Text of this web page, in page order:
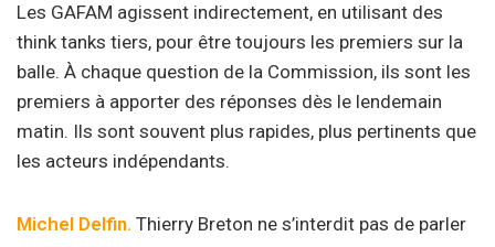
Les GAFAM agissent indirectement, en utilisant des
think tanks tiers, pour être toujours les premiers sur la
balle. À chaque question de la Commission, ils sont les
premiers à apporter des réponses dès le lendemain
matin. Ils sont souvent plus rapides, plus pertinents que
les acteurs indépendants.
Michel Delfin. Thierry Breton ne s’interdit pas de parler